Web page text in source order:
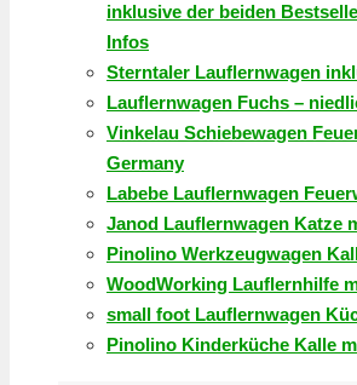
inklusive der beiden
Infos
Sterntaler Lauflernwagen
Lauflernwagen Fuchs –
Vinkelau Schiebewagen
Germany
Labebe Lauflernwagen
Janod Lauflernwagen Katze
Pinolino Werkzeugwagen
WoodWorking Lauflernhilfe
small foot Lauflernwagen
Pinolino Kinderküche Kalle